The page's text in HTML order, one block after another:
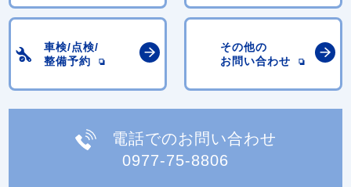
車検/点検/
整備予約
その他の
お問い合わせ
電話でのお問い合わせ
0977-75-8806